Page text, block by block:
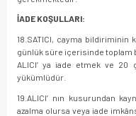
İADE KOŞULLARI:
18.SATICI, cayma bildiriminin
günlük süre içerisinde toplam
ALICI’ ya iade etmek ve 20
yükümlüdür.
19.ALICI’ nın kusurundan
azalma olursa veya iade